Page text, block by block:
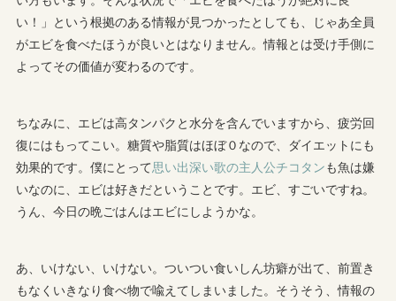
い！」という根拠のある情報が見つかったとしても、じゃあ全員
がエビを食べたほうが良いとはなりません。情報とは受け手側に
よってその価値が変わるのです。
ちなみに、エビは高タンパクと水分を含んでいますから、疲労回
復にはもってこい。糖質や脂質はほぼ０なので、ダイエットにも
効果的です。僕にとって思い出深い歌の主人公チコタンも魚は嫌
いなのに、エビは好きだということです。エビ、すごいですね。
うん、今日の晩ごはんはエビにしようかな。
あ、いけない、いけない。ついつい食いしん坊癖が出て、前置き
もなくいきなり食べ物で喩えてしまいました。そうそう、情報の